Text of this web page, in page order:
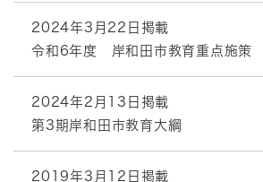
2024年3月22日掲載
令和6年度 岸和田市教育重点施策
2024年2月13日掲載
第3期岸和田市教育大綱
2019年3月12日掲載